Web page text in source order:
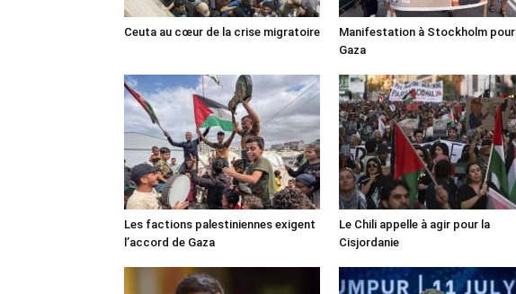
Ceuta au cœur de la crise migratoire
Manifestation à Stockholm pour
Gaza
Les factions palestiniennes exigent
l’accord de Gaza
Le Chili appelle à agir pour la
Cisjordanie